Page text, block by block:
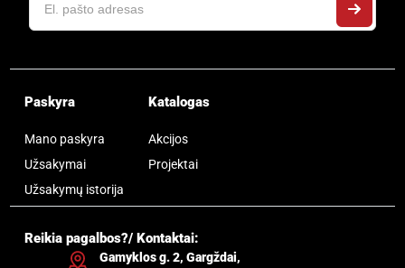
Paskyra
Mano paskyra
Užsakymai
Užsakymų istorija
Katalogas
Akcijos
Projektai
Reikia pagalbos?/ Kontaktai:
Gamyklos g. 2, Gargždai,